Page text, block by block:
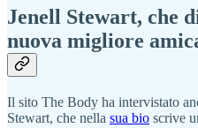
Jenell Stewart, che
nuova migliore
Il sito The Body ha intervistato
Stewart, che nella sua bio scrive